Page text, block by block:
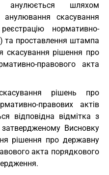
анулюється шляхом
скасування
нормативно-
та проставлення штампа
рішення про
правового акта
рішень про
правових актів
відповідна відмітка з
Висновку
рішення про державну
акта порядкового